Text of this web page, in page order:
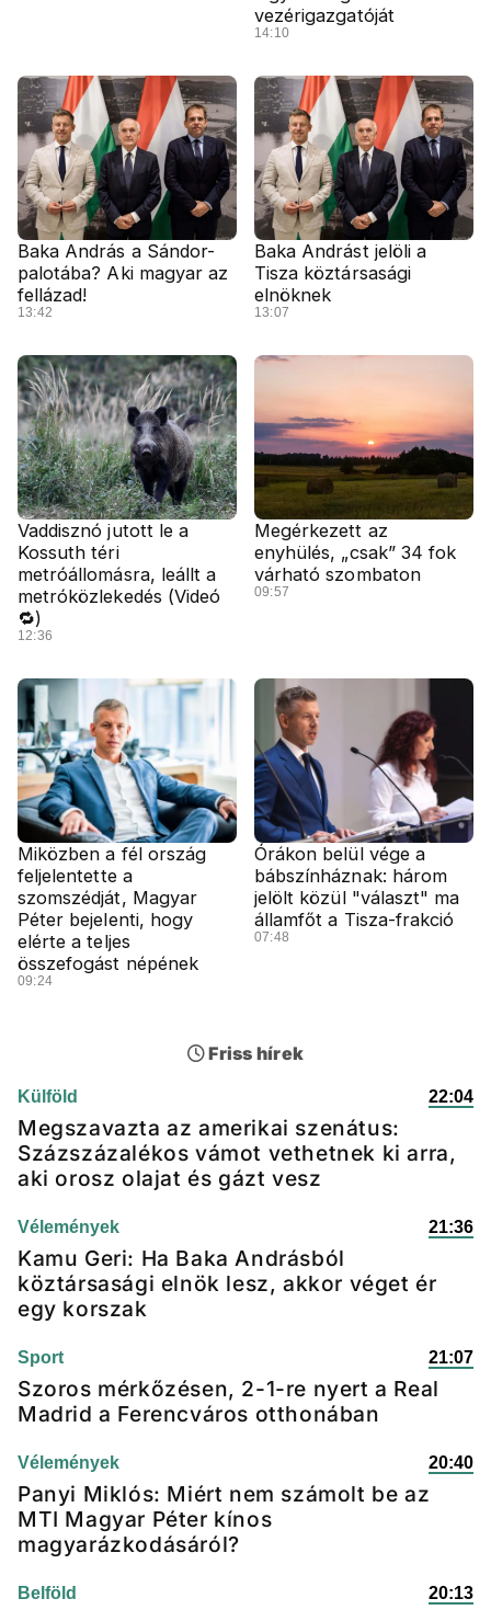
vezérigazgatóját
14:10
Baka András a Sándor-
palotába? Aki magyar az
fellázad!
13:42
Baka Andrást jelöli a
Tisza köztársasági
elnöknek
13:07
Vaddisznó jutott le a
Kossuth téri
metróállomásra, leállt a
metróközlekedés (Videó
🔁)
12:36
Megérkezett az
enyhülés, „csak” 34 fok
várható szombaton
09:57
Miközben a fél ország
feljelentette a
szomszédját, Magyar
Péter bejelenti, hogy
elérte a teljes
összefogást népének
09:24
Órákon belül vége a
bábszínháznak: három
jelölt közül "választ" ma
államfőt a Tisza-frakció
07:48
Friss hírek
Külföld 22:04
Megszavazta az amerikai szenátus:
Százszázalékos vámot vethetnek ki arra,
aki orosz olajat és gázt vesz
Vélemények 21:36
Kamu Geri: Ha Baka Andrásból
köztársasági elnök lesz, akkor véget ér
egy korszak
Sport 21:07
Szoros mérkőzésen, 2-1-re nyert a Real
Madrid a Ferencváros otthonában
Vélemények 20:40
Panyi Miklós: Miért nem számolt be az
MTI Magyar Péter kínos
magyarázkodásáról?
Belföld 20:13